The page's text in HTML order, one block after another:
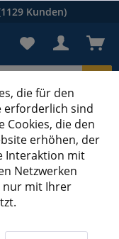
Kunden)
Wellpappe
die für den
erforderlich sind
Cookies, die den
erhöhen, der
Interaktion mit
Netzwerken
nur mit Ihrer